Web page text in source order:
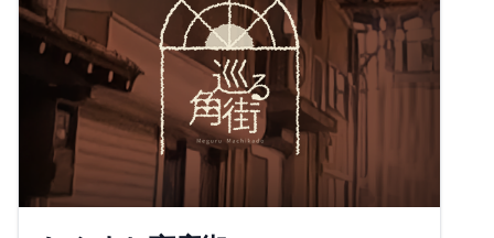
光の拠点として使いやすいのが、松の湯交流館
です。黒石の観光情報を集めやすく、まち歩き
の起点として便利です。新しいバリアフリート
イレがあるのも安心です。無料観光駐車場は松
の湯交流館の裏手にあり、利用しやすい環境が
整っています。黒石駅から徒歩約10分という案
内もあり、散策向きのスポットとして訪れやす
い場所です。まとめ中町こみせ通りは、黒石の
がらの雰囲気田名部神社の西側に位置する神社
横丁は、戦後の闇市の名残を感じさせる場所で
す。平屋建ての小さな飲み屋が並び、昭和のノ
スタルジックな雰囲気が漂います。魅力的な店
舗居酒屋三宝三宝は、下北半島で獲れた新鮮な
魚介類を提供する人気店。特にカワハギを使っ
たメニューが絶品で、漁師店ならではの味わい
が楽しめます。おかみさんの気さくな人柄も訪